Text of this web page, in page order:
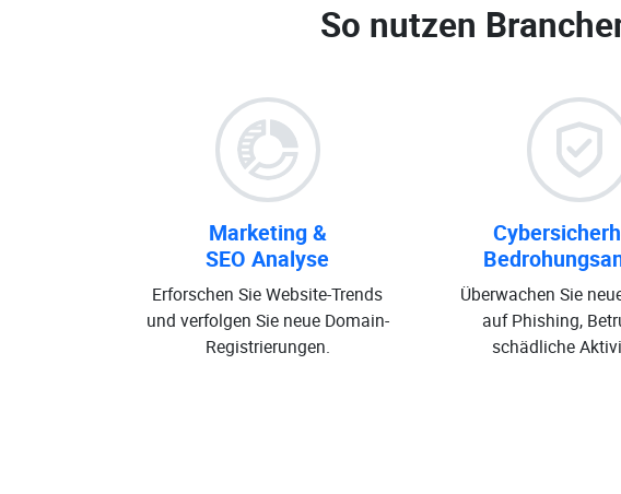
So nutzen
Marketing &
SEO Analyse
Erforschen Sie Website-Trends
und verfolgen Sie neue Domain-
Registrierungen.
Überwachen Sie
auf Phishing,
schädliche